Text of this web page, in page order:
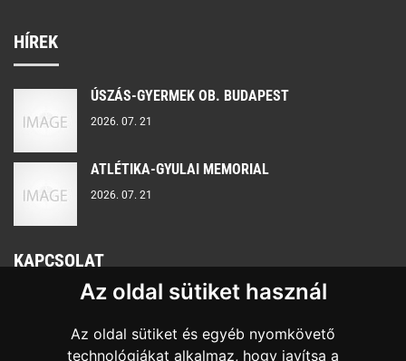
Az oldal sütiket használ
Az oldal sütiket és egyéb nyomkövető
technológiákat alkalmaz, hogy javítsa a
HÍREK
ÚSZÁS-GYERMEK OB. BUDAPEST
2026. 07. 21
ATLÉTIKA-GYULAI MEMORIAL
2026. 07. 21
KAPCSOLAT
SPORTKÖZPONT +36 20 959 7483